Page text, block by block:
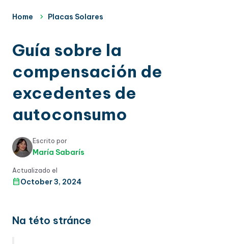
Home Placas Solares
Guía sobre la
compensación de
excedentes de
autoconsumo
Escrito por
María Sabarís
Actualizado el
October 3, 2024
Na této stránce